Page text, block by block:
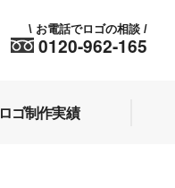
0120-962-165
\ お電話でロゴの相談 /
ロゴ制作実績